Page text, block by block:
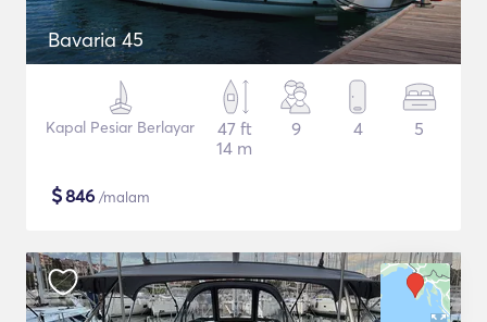
Bavaria 45
Kapal Pesiar Berlayar
47 ft
14 m
9 4 5
$846 /malam